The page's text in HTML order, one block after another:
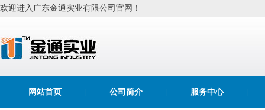
欢迎进入广东金通实业有限公司官网！
网站首页 公司简介 服务中心